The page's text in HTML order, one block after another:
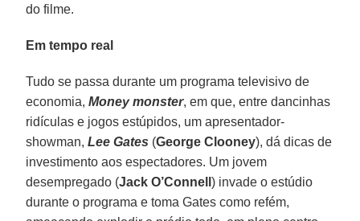
do filme.
Em tempo real
Tudo se passa durante um programa televisivo de
economia,Money monster, em que, entre dancinhas
ridículas e jogos estúpidos, um apresentador-
showman,Lee Gates (George Clooney), dá dicas de
investimento aos espectadores. Um jovem
desempregado (Jack O’Connell) invade o estúdio
durante o programa e toma Gates como refém,